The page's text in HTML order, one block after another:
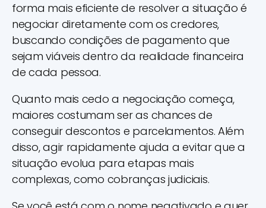
forma mais eficiente de resolver a situação é
negociar diretamente com os credores,
buscando condições de pagamento que
sejam viáveis dentro da realidade financeira
de cada pessoa.
Quanto mais cedo a negociação começa,
maiores costumam ser as chances de
conseguir descontos e parcelamentos. Além
disso, agir rapidamente ajuda a evitar que a
situação evolua para etapas mais
complexas, como cobranças judiciais.